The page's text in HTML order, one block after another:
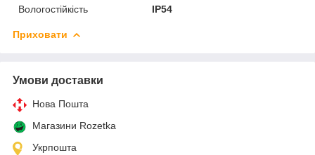
Вологостійкість
IP54
Приховати
Умови доставки
Нова Пошта
Магазини Rozetka
Укрпошта